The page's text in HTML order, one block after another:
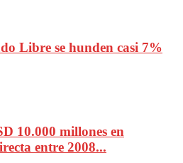
Libre se hunden casi 7%
10.000 millones en
entre 2008...